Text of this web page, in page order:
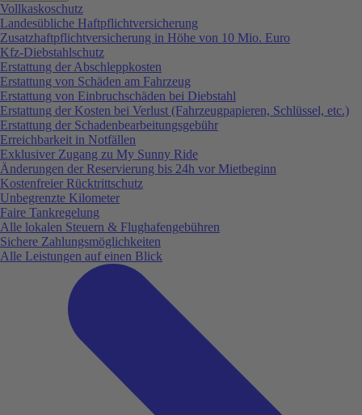
Vollkaskoschutz
Landesübliche Haftpflichtversicherung
Zusatzhaftpflichtversicherung in Höhe von 10 Mio. Euro
Kfz-Diebstahlschutz
Erstattung der Abschleppkosten
Erstattung von Schäden am Fahrzeug
Erstattung von Einbruchschäden bei Diebstahl
Erstattung der Kosten bei Verlust (Fahrzeugpapieren, Schlüssel, etc.)
Erstattung der Schadenbearbeitungsgebühr
Erreichbarkeit in Notfällen
Exklusiver Zugang zu My Sunny Ride
Änderungen der Reservierung bis 24h vor Mietbeginn
Kostenfreier Rücktrittschutz
Unbegrenzte Kilometer
Faire Tankregelung
Alle lokalen Steuern & Flughafengebühren
Sichere Zahlungsmöglichkeiten
Alle Leistungen auf einen Blick